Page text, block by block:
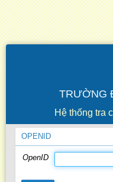
Truy cập nội dung luôn
TRƯỜNG
Hệ thống tra
Hướng dẫn sử dụng
OPENID
OpenID